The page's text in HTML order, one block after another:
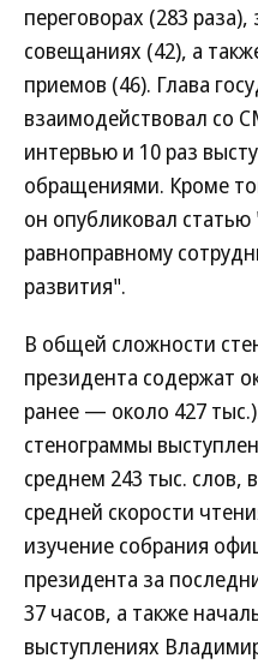
переговорах (283
совещаниях (42), а
приемов (46). Глава
взаимодействовал со
интервью и 10 раз
обращениями. Кроме
он опубликовал
равноправному
развития".
В общей сложности
президента содержат
ранее — около 427
стенограммы
среднем 243 тыс. слов,
средней скорости
изучение собрания
президента за
37 часов, а также
выступлениях